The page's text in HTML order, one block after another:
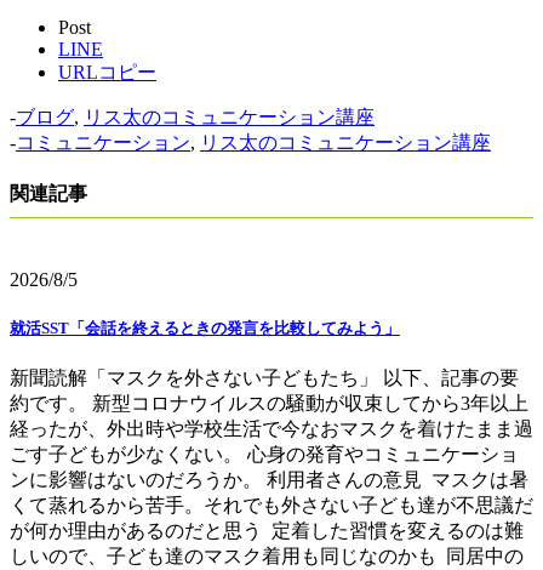
Post
LINE
URLコピー
-ブログ, リス太のコミュニケーション講座
-コミュニケーション, リス太のコミュニケーション講座
関連記事
2026/8/5
就活SST「会話を終えるときの発言を比較してみよう」
新聞読解「マスクを外さない子どもたち」 以下、記事の要
約です。 新型コロナウイルスの騒動が収束してから3年以上
経ったが、外出時や学校生活で今なおマスクを着けたまま過
ごす子どもが少なくない。 心身の発育やコミュニケーショ
ンに影響はないのだろうか。 利用者さんの意見 マスクは暑
くて蒸れるから苦手。それでも外さない子ども達が不思議だ
が何か理由があるのだと思う 定着した習慣を変えるのは難
しいので、子ども達のマスク着用も同じなのかも 同居中の